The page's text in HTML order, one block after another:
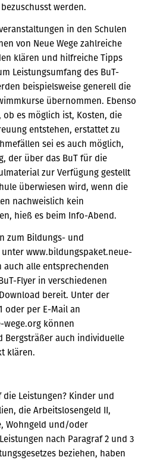
werden.
in den Schulen
von Neue Wege zahlreiche
klären und hilfreiche Tipps
Leistungsumfang des BuT-
beispielsweise generell die
übernommen. Ebenso
es möglich ist, Kosten, die
entstehen, erstattet zu
sei es auch möglich,
der über das BuT für die
zur Verfügung gestellt
überwiesen wird, wenn die
nachweislich kein
hieß es beim Info-Abend.
zum Bildungs- und
www.bildungspaket.neue-
auch alle entsprechenden
Flyer in verschiedenen
bereit. Unter der
oder per E-Mail an
können
Bergsträßer auch individuelle
klären.
Leistungen? Kinder und
die Arbeitslosengeld II,
Wohngeld und/oder
nach Paragraf 2 und 3
beziehen, haben